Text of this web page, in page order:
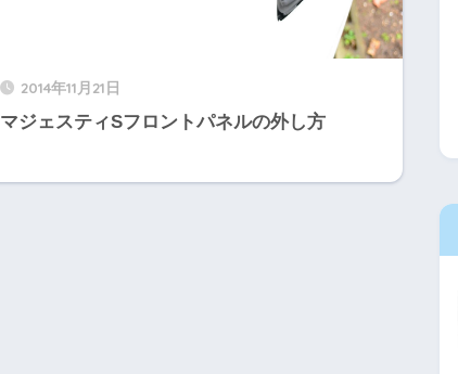
2014年11月21日
マジェスティSフロントパネルの外し方